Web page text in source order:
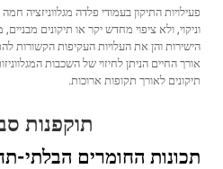
פעילויות התיקון בעמודי פלדה מגלווניזציה
וניקוי, ולא ציפוי מחדש יקר או תיקונים
הישירות והן את העלויות העקיפות הקשורות
אורך החיים הניתן לחיזוי של השכבות
תיקונים לאורך תקופות ארוכות.
תוקפנות
תכונות החומרים הבלתי-